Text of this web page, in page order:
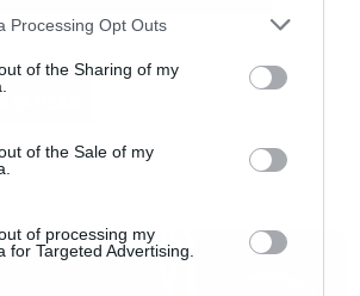
website/app uses one or more Google
or usage behaviour. You may click to
to Google and its third-party tags to
specified purposes in below Google
Processing Opt Outs
of the Sharing of my
of the Sale of my
of processing my
for Targeted Advertising.
και ρωτάω… Τι μπορώ να
Dr. Dead
Αυτές οι ανασφάλειες είναι
IS DEAD